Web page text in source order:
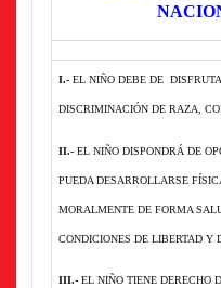
I.- EL NIÑO DEBE DE
DISCRIMINACIÓN DE RAZA,
II.-EL NIÑO DISPONDRÁ DE
PUEDA DESARROLLARSE
MORALMENTE DE FORMA
CONDICIONES DE LIBERTAD Y
III.- EL NIÑO TIENE DERECHO